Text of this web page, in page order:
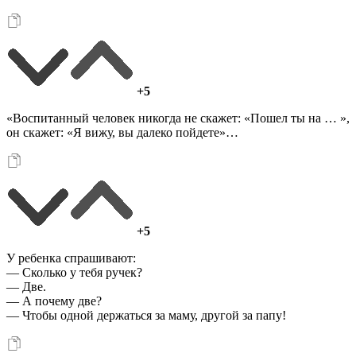
+5
«Воспитанный человек никогда не скажет: «Пошел ты на … »,
он скажет: «Я вижу, вы далеко пойдете»…
+5
У ребенка спрашивают:
— Сколько у тебя ручек?
— Две.
— А почему две?
— Чтобы одной держаться за маму, другой за папу!